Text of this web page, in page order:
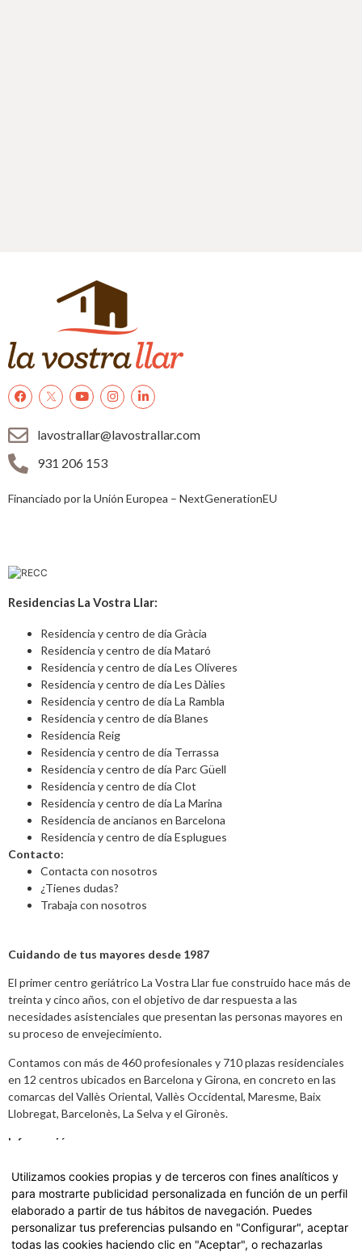
lavostrallar@lavostrallar.com
931 206 153
Financiado por la Unión Europea – NextGenerationEU
Residencias La Vostra Llar:
Residencia y centro de día Gràcia
Residencia y centro de día Mataró
Residencia y centro de día Les Oliveres
Residencia y centro de día Les Dàlies
Residencia y centro de día La Rambla
Residencia y centro de día Blanes
Residencia Reig
Residencia y centro de día Terrassa
Residencia y centro de día Parc Güell
Residencia y centro de día Clot
Residencia y centro de día La Marina
Residencia de ancianos en Barcelona
Residencia y centro de día Esplugues
Contacto:
Contacta con nosotros
¿Tienes dudas?
Trabaja con nosotros
Cuidando de tus mayores desde 1987
El primer centro geriátrico La Vostra Llar fue construido hace más de
treinta y cinco años, con el objetivo de dar respuesta a las
necesidades asistenciales que presentan las personas mayores en
su proceso de envejecimiento.
Contamos con más de 460 profesionales y 710 plazas residenciales
en 12 centros ubicados en Barcelona y Girona, en concreto en las
comarcas del Vallès Oriental, Vallès Occidental, Maresme, Baix
Llobregat, Barcelonès, La Selva y el Gironès.
Información
Aviso legal Política de Privacidad y datos
Carta de Servicios
Accede a nuestra Carta de Servicios haciendoclick aquí.
Utilizamos cookies propias y de terceros con fines analíticos y
para mostrarte publicidad personalizada en función de un perfil
elaborado a partir de tus hábitos de navegación. Puedes
personalizar tus preferencias pulsando en "Configurar", aceptar
todas las cookies haciendo clic en "Aceptar", o rechazarlas